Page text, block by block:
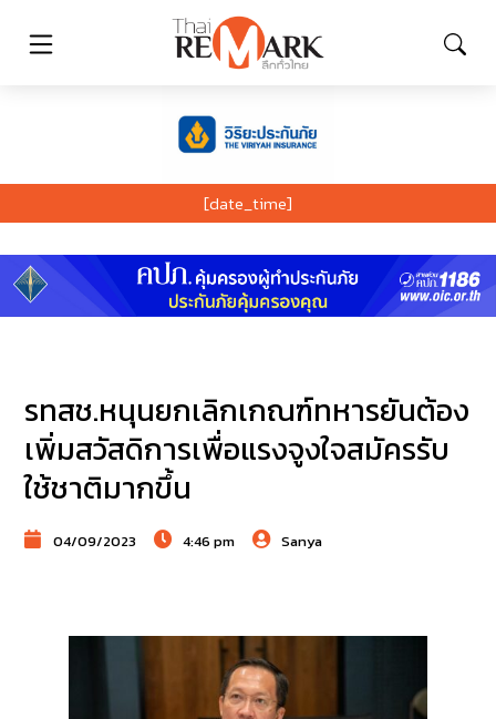
[date_time]
รทสช.หนุนยกเลิกเกณฑ์ทหารยันต้อง
เพิ่มสวัสดิการเพื่อแรงจูงใจสมัครรับ
ใช้ชาติมากขึ้น
04/09/2023 4:46 pm Sanya